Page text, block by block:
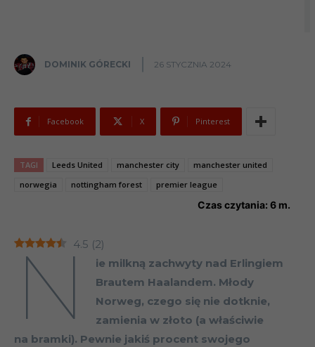
DOMINIK GÓRECKI 26 STYCZNIA 2024
Facebook X Pinterest
TAGI Leeds United manchester city
manchester united
norwegia
nottingham forest premier league
Czas czytania: 6 m.
4.5 (2)
N
ie milkną zachwyty nad Erlingiem
Brautem Haalandem. Młody
Norweg, czego się nie dotknie,
zamienia w złoto (a właściwie
na bramki). Pewnie jakiś procent swojego